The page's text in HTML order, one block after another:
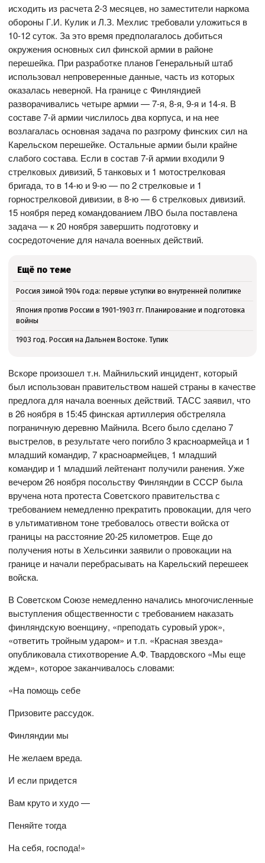
исходить из расчета 2-3 месяцев, но заместители наркома
обороны Г.И. Кулик и Л.З. Мехлис требовали уложиться в
10-12 суток. За это время предполагалось добиться
окружения основных сил финской армии в районе
перешейка. При разработке планов Генеральный штаб
использовал непроверенные данные, часть из которых
оказалась неверной. На границе с Финляндией
разворачивались четыре армии — 7-я, 8-я, 9-я и 14-я. В
составе 7-й армии числилось два корпуса, и на нее
возлагалась основная задача по разгрому финских сил на
Карельском перешейке. Остальные армии были крайне
слабого состава. Если в состав 7-й армии входили 9
стрелковых дивизий, 5 танковых и 1 мотострелковая
бригада, то в 14-ю и 9-ю — по 2 стрелковые и 1
горнострелковой дивизии, в 8-ю — 6 стрелковых дивизий.
15 ноября перед командованием ЛВО была поставлена
задача — к 20 ноября завершить подготовку и
сосредоточение для начала военных действий.
Ещё по теме
Россия зимой 1904 года: первые уступки во внутренней политике
Япония против России в 1901-1903 гг. Планирование и подготовка
войны
1903 год. Россия на Дальнем Востоке. Тупик
Вскоре произошел т.н. Майнильский инцидент, который
был использован правительством нашей страны в качестве
предлога для начала военных действий. ТАСС заявил, что
в 26 ноября в 15:45 финская артиллерия обстреляла
пограничную деревню Майнила. Всего было сделано 7
выстрелов, в результате чего погибло 3 красноармейца и 1
младший командир, 7 красноармейцев, 1 младший
командир и 1 младший лейтенант получили ранения. Уже
вечером 26 ноября посольству Финляндии в СССР была
вручена нота протеста Советского правительства с
требованием немедленно прекратить провокации, для чего
в ультимативном тоне требовалось отвести войска от
границы на расстояние 20-25 километров. Еще до
получения ноты в Хельсинки заявили о провокации на
границе и начали перебрасывать на Карельский перешеек
войска.
В Советском Союзе немедленно начались многочисленные
выступления общественности с требованием наказать
финляндскую военщину, «преподать суровый урок»,
«ответить тройным ударом» и т.п. «Красная звезда»
опубликовала стихотворение А.Ф. Твардовского «Мы еще
ждем», которое заканчивалось словами:
«На помощь себе
Призовите рассудок.
Финляндии мы
Не желаем вреда.
И если придется
Вам круто и худо —
Пеняйте тогда
На себя, господа!»